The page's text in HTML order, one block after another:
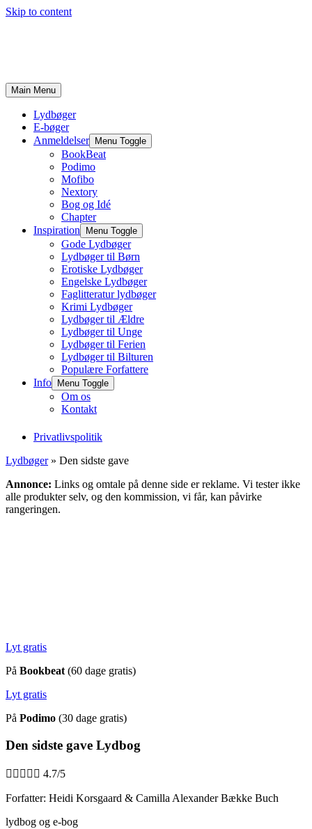
Skip to content
Main Menu
Lydbøger
E-bøger
Anmeldelser
Menu Toggle
BookBeat
Podimo
Mofibo
Nextory
Bog og Idé
Chapter
Inspiration
Menu Toggle
Gode Lydbøger
Lydbøger til Børn
Erotiske Lydbøger
Engelske Lydbøger
Faglitteratur lydbøger
Krimi Lydbøger
Lydbøger til Ældre
Lydbøger til Unge
Lydbøger til Ferien
Lydbøger til Bilturen
Populære Forfattere
Info
Menu Toggle
Om os
Kontakt
Privatlivspolitik
Lydbøger» Den sidste gave
Annonce: Links og omtale på denne side er reklame. Vi tester ikke
alle produkter selv, og den kommission, vi får, kan påvirke
rangeringen.
Lyt gratis
På Bookbeat (60 dage gratis)
Lyt gratis
På Podimo (30 dage gratis)
Den sidste gave Lydbog
     4.7/5
Forfatter: Heidi Korsgaard & Camilla Alexander Bække Buch
lydbog og e-bog